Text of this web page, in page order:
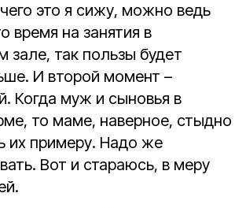
это я сижу, можно ведь
время на занятия в
зале, так пользы будет
И второй момент –
Когда муж и сыновья в
то маме, наверное, стыдно
их примеру. Надо же
Вот и стараюсь, в меру